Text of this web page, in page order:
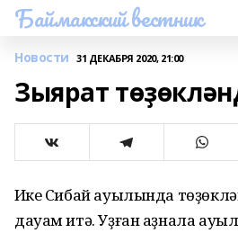
Баймакский вестник
Новости 31 ДЕКАБРЯ 2020, 21:00
Зыярат
Иҫке Сибай ауылында
дауам итә. Уҙған аҙнала